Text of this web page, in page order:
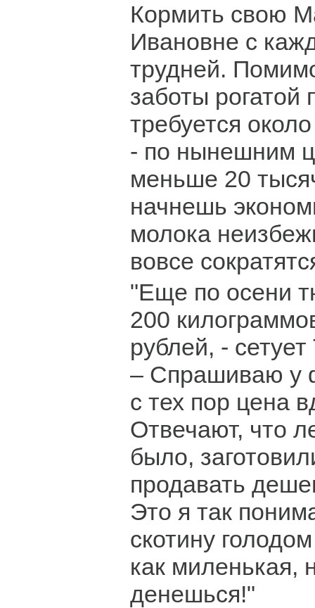
Кормить свою
Ивановне с
трудней.
заботы рогатой
требуется
- по нынешним
меньше 20
начнешь
молока
вовсе
"Еще по осени
200
рублей, -
– Спрашиваю у
с тех пор цена
Отвечают, что
было,
продавать
Это я так
скотину
как миленькая,
денешься!"